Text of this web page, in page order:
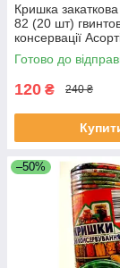
Кришка
82 (20 шт)
консервації
Овочі) Полинка
Готово до
120 ₴ 240 ₴
–50%